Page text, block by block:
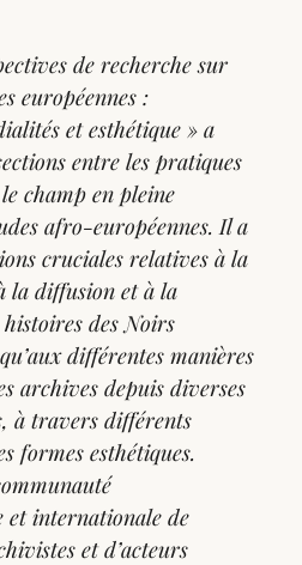
de recherche sur
européennes :
et esthétique » a
entre les pratiques
champ en pleine
afro-européennes. Il a
cruciales relatives à la
la diffusion et à la
des Noirs
différentes manières
archives depuis diverses
à travers différents
formes esthétiques.
internationale de
et d’acteurs